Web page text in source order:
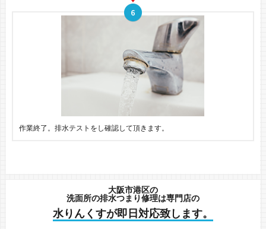
作業終了。排水テストをし確認して頂きます。
大阪市港区の
洗面所の排水つまり修理は専門店の
水りんくすが即日対応致します。